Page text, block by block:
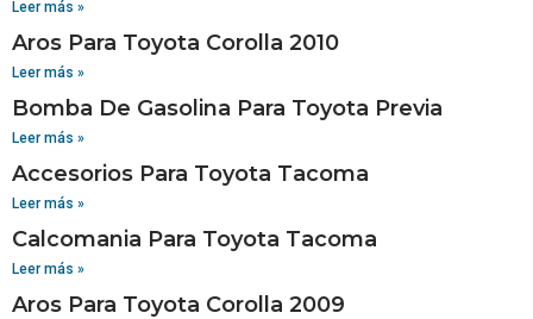
Leer más »
Aros Para Toyota Corolla 2010
Leer más »
Bomba De Gasolina Para Toyota Previa
Leer más »
Accesorios Para Toyota Tacoma
Leer más »
Calcomania Para Toyota Tacoma
Leer más »
Aros Para Toyota Corolla 2009